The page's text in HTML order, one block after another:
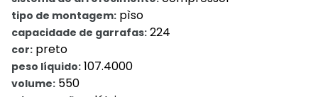
tipo de montagem: pìso
capacidade de garrafas: 224
cor: preto
peso líquido: 107.4000
volume: 550